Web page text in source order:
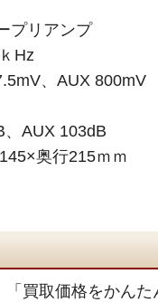
プリアンプ
Hz
、AUX 800mV
AUX 103dB
奥行215ｍｍ
買取価格をかん